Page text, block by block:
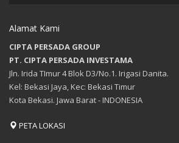
Alamat Kami
CIPTA PERSADA GROUP
PT. CIPTA PERSADA INVESTAMA
Jln. Irida TImur 4 Blok D3/No.1. Irigasi Danita.
Kel: Bekasi Jaya, Kec: Bekasi Timur
Kota Bekasi. Jawa Barat - INDONESIA
PETA LOKASI